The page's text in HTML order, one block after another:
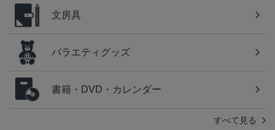
文房具
バラエティグッズ
書籍・DVD・カレンダー
すべて見る